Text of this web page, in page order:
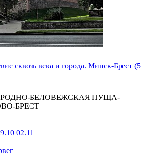
сквозь века и города. Минск-Брест (5
БЕЛОВЕЖСКАЯ ПУЩА-
БРЕСТ
02.11